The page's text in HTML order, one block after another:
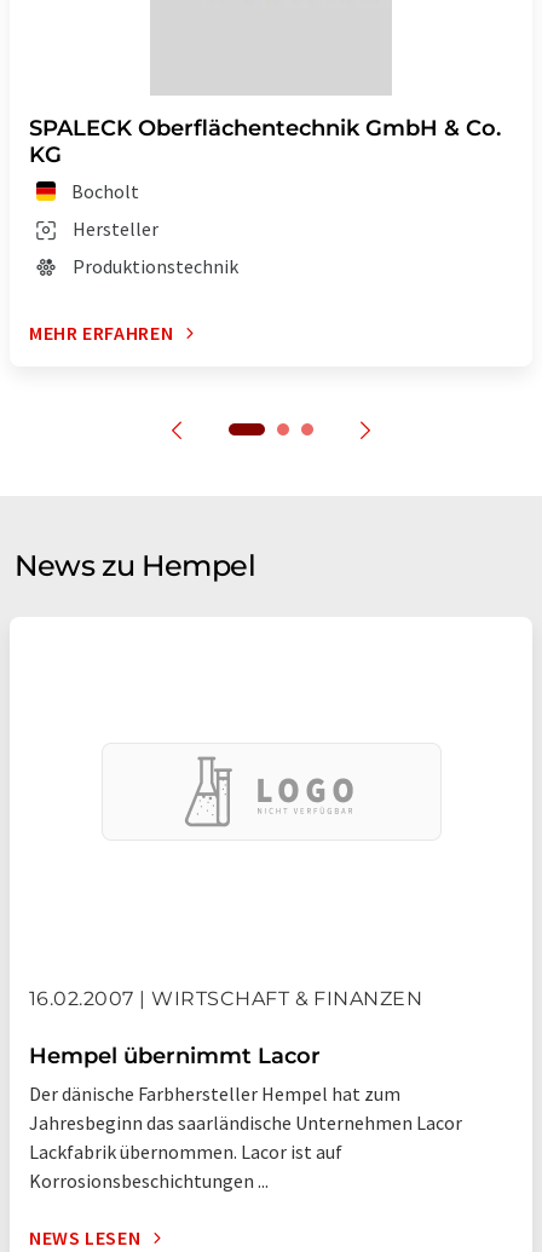
SPALECK Oberflächentechnik GmbH & Co.
KG
Bocholt
Hersteller
Produktionstechnik
MEHR ERFAHREN
News zu Hempel
16.02.2007 | WIRTSCHAFT & FINANZEN
Hempel übernimmt Lacor
Der dänische Farbhersteller Hempel hat zum
Jahresbeginn das saarländische Unternehmen Lacor
Lackfabrik übernommen. Lacor ist auf
Korrosionsbeschichtungen ...
NEWS LESEN